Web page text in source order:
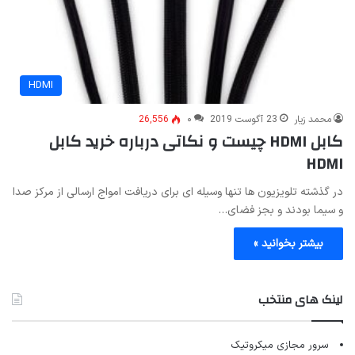
HDMI
محمد زیار 23 آگوست 2019 ۰ 26,556
کابل HDMI چیست و نکاتی درباره خرید کابل
HDMI
در گذشته تلویزیون ها تنها وسیله ای برای دریافت امواج ارسالی از مرکز صدا
و سیما بودند و بجز فضای…
بیشتر بخوانید »
لینک های منتخب
سرور مجازی میکروتیک